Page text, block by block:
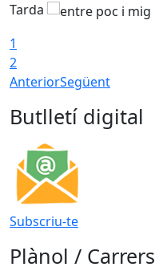
Tarda
1
2
AnteriorSegüent
Butlletí digital
Subscriu-te
Plànol / Carrers